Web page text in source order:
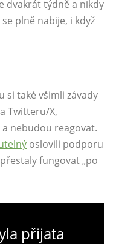
dvakrát týdně a nikdy
plně nabije, i když
si také všimli závady
Twitteru/X,
nebudou reagovat.
oslovili podporu
fungovat „po
přijata